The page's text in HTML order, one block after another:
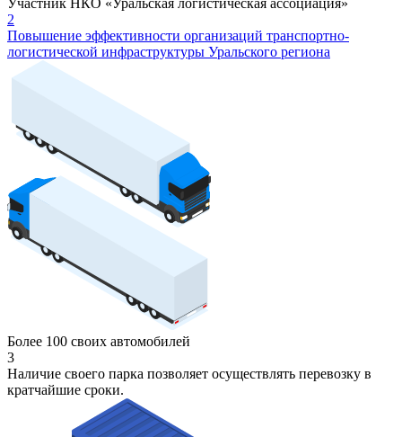
2
Повышение эффективности организаций транспортно-
логистической инфраструктуры Уральского региона
Более 100 своих автомобилей
3
Наличие своего парка позволяет осуществлять перевозку в
кратчайшие сроки.